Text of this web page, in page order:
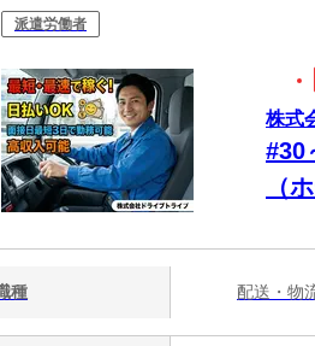
派遣労働者
株式
#30
（
す！
種 配送・物